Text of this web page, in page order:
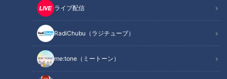
ライブ配信
RadiChubu（ラジチューブ）
me:tone（ミートーン）
焼き魚に新鮮な刺身！魚にこだわった食べ放題
オススメ関連コンテンツ
月1回限定！激安食べ放題「晦日そば」